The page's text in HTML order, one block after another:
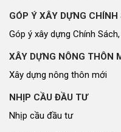
GÓP Ý XÂY DỰNG
Góp ý xây dựng Chính
XÂY DỰNG NÔNG THÔN
Xây dựng nông thôn mới
NHỊP CẦU ĐẦU TƯ
Nhịp cầu đầu tư